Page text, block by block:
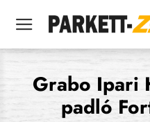
Grabo Ipari
padló